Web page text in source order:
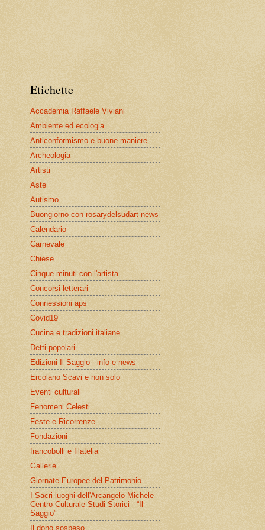
Etichette
Accademia Raffaele Viviani
Ambiente ed ecologia
Anticonformismo e buone maniere
Archeologia
Artisti
Aste
Autismo
Buongiorno con rosarydelsudart news
Calendario
Carnevale
Chiese
Cinque minuti con l'artista
Concorsi letterari
Connessioni aps
Covid19
Cucina e tradizioni italiane
Detti popolari
Edizioni Il Saggio - info e news
Ercolano Scavi e non solo
Eventi culturali
Fenomeni Celesti
Feste e Ricorrenze
Fondazioni
francobolli e filatelia
Gallerie
Giornate Europee del Patrimonio
I Sacri luoghi dell'Arcangelo Michele
Centro Culturale Studi Storici - “Il
Saggio”
Il dono sospeso